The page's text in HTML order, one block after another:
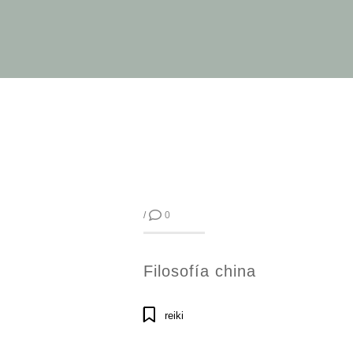
/ 0
Filosofía china
reiki